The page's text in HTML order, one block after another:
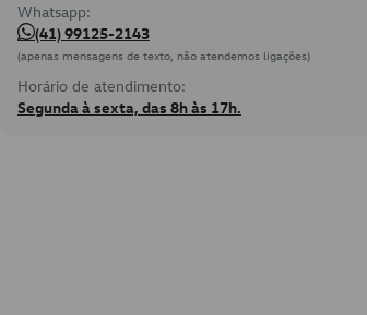
Whatsapp:
(41) 99125-2143
(apenas mensagens de texto, não atendemos ligações)
Horário de atendimento:
Segunda à sexta, das 8h às 17h.